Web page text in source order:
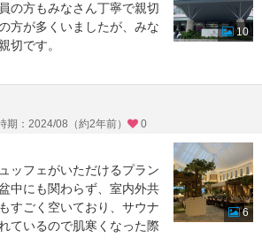
の方もみなさん丁寧で親切
方が多くいましたが、みな
切です。
ですが、きれいで申し分は
10
期：2024/08（約2年前） 0
ッフェがいただけるプラン
中にも関わらず、室内外共
すごく空いており、サウナ
ているので肌寒くなった際
6